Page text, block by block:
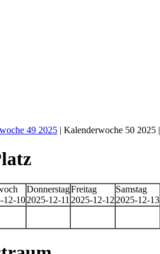
49 2025 | Kalenderwoche 50 2025 |
12-10
Donnerstag
2025-12-11
Freitag
2025-12-12
Samstag
2025-12-13